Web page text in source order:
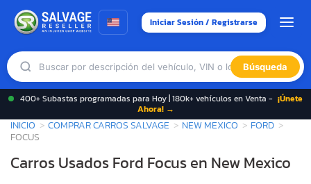
Iniciar Sesión / Registrarse
Búsqueda
400+ Subastas programadas para Hoy | 180k+ vehículos en Venta - ¡Únete
Ahora! →
INICIO COMPRAR CARROS SALVAGE NEW MEXICO
FORD
FOCUS
Carros Usados Ford Focus en New Mexico